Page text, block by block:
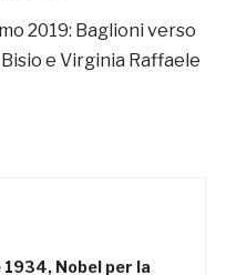
2019: Baglioni verso
e Virginia Raffaele
Nobel per la